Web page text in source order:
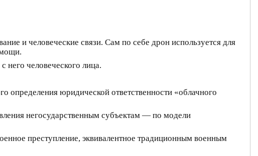
и человеческие связи. Сам по себе дрон используется для
него человеческого лица.
определения юридической ответственности «облачного
негосударственным субъектам — по модели
преступление, эквивалентное традиционным военным